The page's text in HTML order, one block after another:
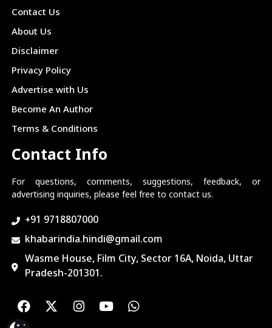
Contact Us
About Us
Disclaimer
Privacy Policy
Advertise with Us
Become An Author
Terms & Conditions
Contact Info
For questions, comments, suggestions, feedback, or
advertising inquiries, please feel free to contact us.
+91 9718807000
khabarindia.hindi@gmail.com
Wasme House, Film City, Sector 16A, Noida, Uttar
Pradesh-201301.